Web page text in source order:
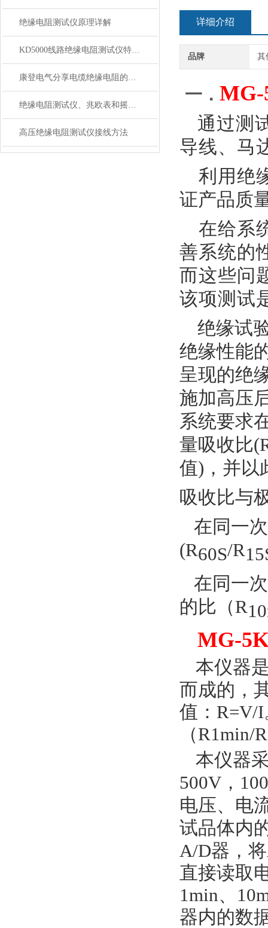
绝缘电阻测试仪原理详解
KD5000线路绝缘电阻测试仪特点与技术参数
康登电气分享电缆绝缘电阻的合格范围及测试电压
绝缘电阻测试仪、兆欧表和摇表的有啥不同？
高压绝缘电阻测试仪接线方法
详细介绍
品牌 其
一．
通过测
导线、马
利用绝
证产品质
在给系
善系统的
而这些问
该项测试
绝缘试
绝缘性能
呈现的绝
施加高压
系统要求
量吸收比
值) ，并
吸收比与
在同一
(R60S/R15
在同一
的比（R
MG-
本仪器
而成的，
值： R=V/I
（R1min/
本仪器
500V ，
电压、电
试品体内
A/D器，将
直接读取
1min、
器内的数